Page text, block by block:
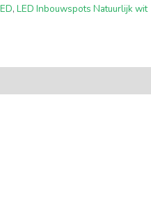
,LED Inbouwspots Natuurlijk wit